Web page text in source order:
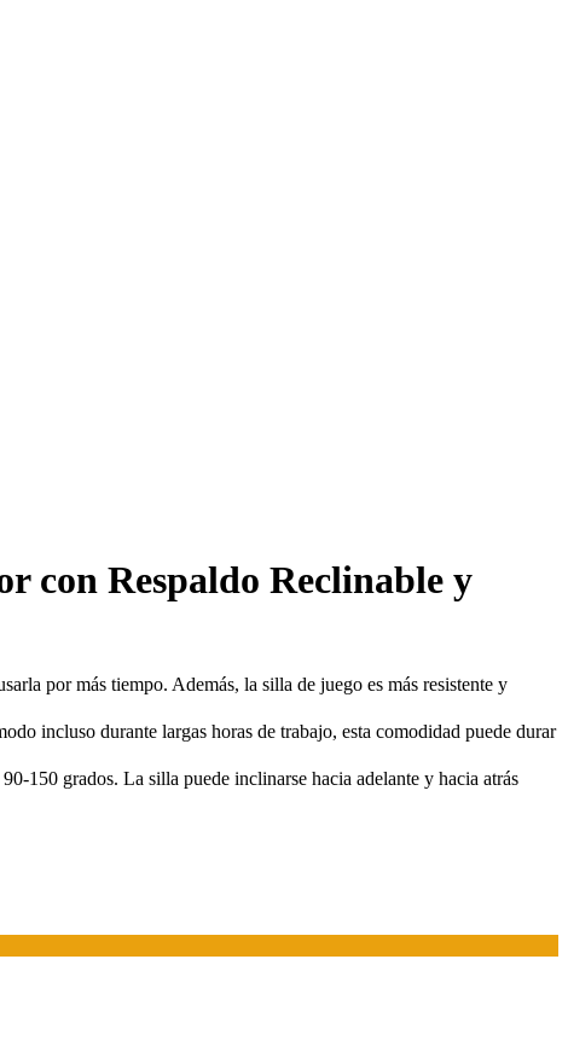
con Respaldo Reclinable y
por más tiempo. Además, la silla de juego es más resistente y
incluso durante largas horas de trabajo, esta comodidad puede durar
150 grados. La silla puede inclinarse hacia adelante y hacia atrás